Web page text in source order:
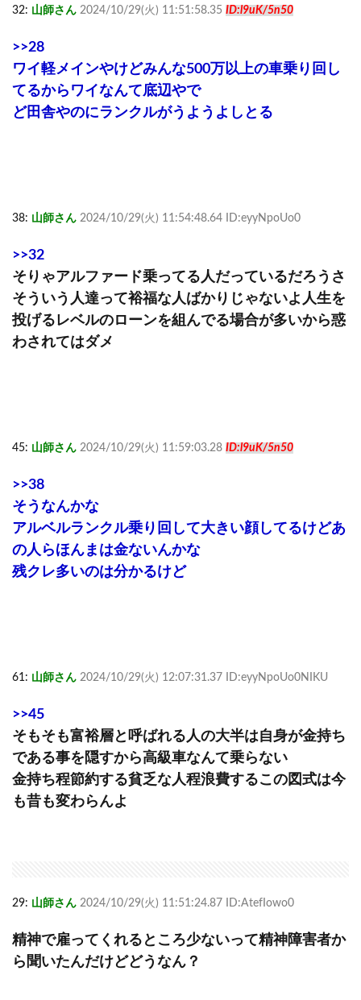
32: 山師さん 2024/10/29(火) 11:51:58.35 ID:l9uK/5n50
>>28
ワイ軽メインやけどみんな500万以上の車乗り回し
てるからワイなんて底辺やで
ど田舎やのにランクルがうようよしとる
38: 山師さん 2024/10/29(火) 11:54:48.64 ID:eyyNpoUo0
>>32
そりゃアルファード乗ってる人だっているだろうさ
そういう人達って裕福な人ばかりじゃないよ人生を
投げるレベルのローンを組んでる場合が多いから惑
わされてはダメ
45: 山師さん 2024/10/29(火) 11:59:03.28 ID:l9uK/5n50
>>38
そうなんかな
アルベルランクル乗り回して大きい顔してるけどあ
の人らほんまは金ないんかな
残クレ多いのは分かるけど
61: 山師さん 2024/10/29(火) 12:07:31.37 ID:eyyNpoUo0NIKU
>>45
そもそも富裕層と呼ばれる人の大半は自身が金持ち
である事を隠すから高級車なんて乗らない
金持ち程節約する貧乏な人程浪費するこの図式は今
も昔も変わらんよ
29: 山師さん 2024/10/29(火) 11:51:24.87 ID:AtefIowo0
精神で雇ってくれるところ少ないって精神障害者か
ら聞いたんだけどどうなん？